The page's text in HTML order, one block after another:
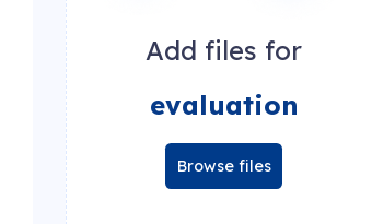
Add files for
evaluation
Browse files